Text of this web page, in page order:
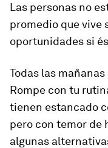
Las personas no
promedio que vive
oportunidades si
Todas las
Rompe con tu
tienen estancado
pero con temor de
algunas